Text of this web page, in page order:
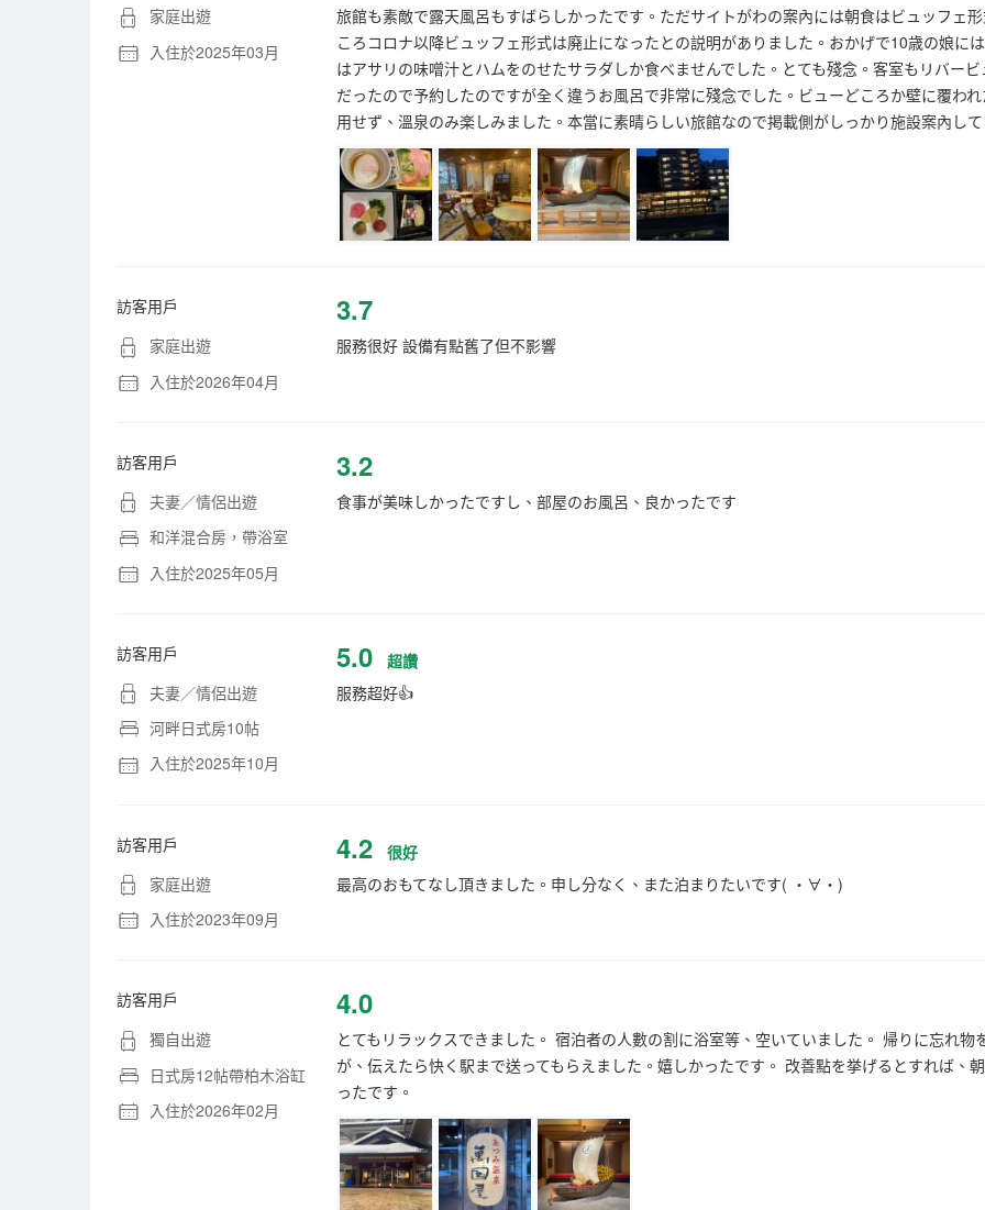
家庭出遊
入住於2025年03月
旅館も素敵で露天風呂もすばらしかったです。ただサイトがわの案內には朝食はビュッフェ
ころコロナ以降ビュッフェ形式は廃止になったとの説明がありました。おかげで10歳の娘に
はアサリの味噌汁とハムをのせたサラダしか食べませんでした。とても殘念。客室もリバー
だったので予約したのですが全く違うお風呂で非常に殘念でした。ビューどころか壁に覆わ
用せず、溫泉のみ楽しみました。本當に素晴らしい旅館なので掲載側がしっかり施設案內し
訪客用戶
家庭出遊
入住於2026年04月
3.7
服務很好 設備有點舊了但不影響
訪客用戶
夫妻／情侶出遊
和洋混合房，帶浴室
入住於2025年05月
3.2
食事が美味しかったですし、部屋のお風呂、良かったです
訪客用戶
夫妻／情侶出遊
河畔日式房10帖
入住於2025年10月
5.0
超讚
服務超好👍
訪客用戶
家庭出遊
入住於2023年09月
4.2
很好
最高のおもてなし頂きました。申し分なく、また泊まりたいです( ・∀・)
訪客用戶
獨自出遊
日式房12帖帶柏木浴缸
入住於2026年02月
4.0
とてもリラックスできました。 宿泊者の人數の割に浴室等、空いていました。 帰りに忘れ
が、伝えたら快く駅まで送ってもらえました。嬉しかったです。 改善點を挙げるとすれば、
ったです。